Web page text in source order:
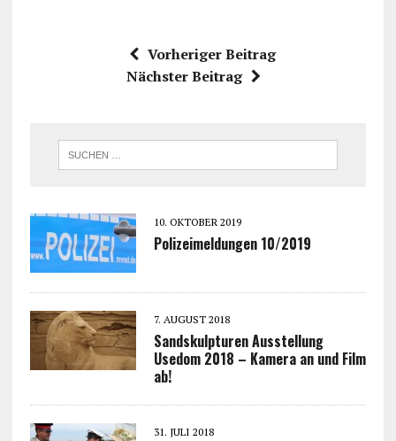
Vorheriger Beitrag
Nächster Beitrag
10. OKTOBER 2019
Polizeimeldungen 10/2019
7. AUGUST 2018
Sandskulpturen Ausstellung
Usedom 2018 – Kamera an und Film
ab!
31. JULI 2018